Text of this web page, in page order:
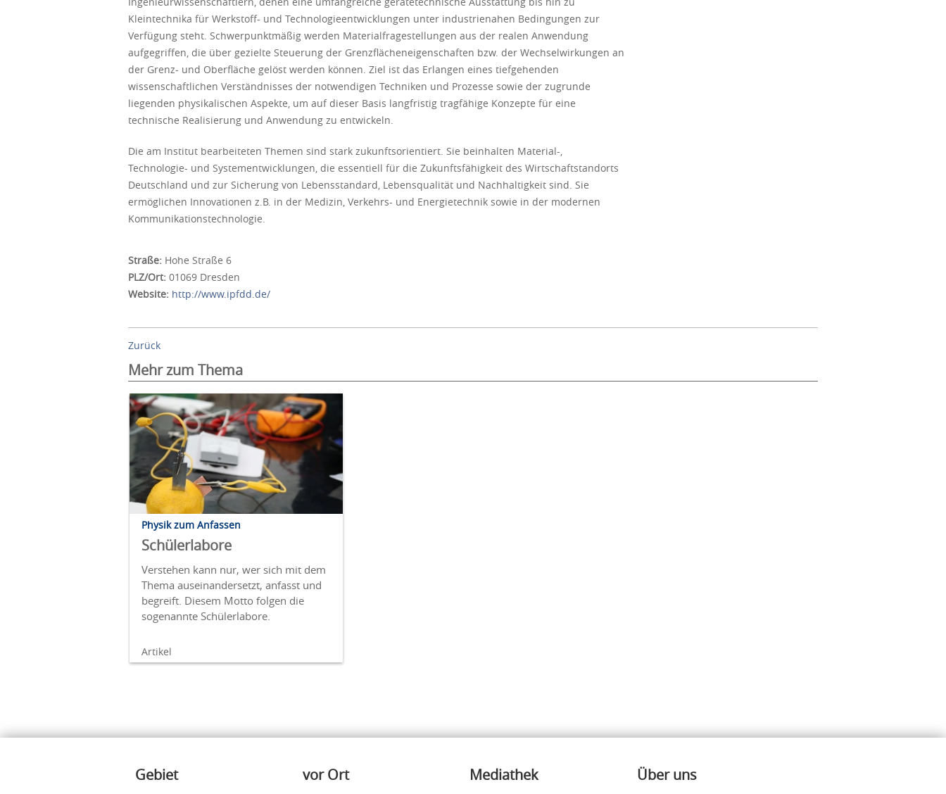
Kleintechnika für Werkstoff- und Technologie­entwicklungen unter industrienahen Bedingungen zur
Verfügung steht. Schwerpunktmäßig werden Materialfragestellungen aus der realen Anwendung
aufgegriffen, die über gezielte Steuerung der Grenzflächeneigenschaften bzw. der Wechselwirkungen an
der Grenz- und Oberfläche gelöst werden können. Ziel ist das Erlangen eines tiefgehenden
wissenschaftlichen Verständnisses der notwendigen Techniken und Prozesse sowie der zugrunde
liegenden physikalischen Aspekte, um auf dieser Basis langfristig tragfähige Konzepte für eine
technische Realisierung und Anwendung zu entwickeln.
Die am Institut bearbeiteten Themen sind stark zukunftsorientiert. Sie beinhalten Material-,
Technologie- und Systementwicklungen, die essentiell für die Zukunftsfähigkeit des Wirtschafts­tandorts
Deutschland und zur Sicherung von Lebensstandard, Lebensqualität und Nachhaltigkeit sind. Sie
ermöglichen Innovationen z.B. in der Medizin, Verkehrs- und Energietechnik sowie in der modernen
Kommunikationstechnologie.
Straße: Hohe Straße 6
PLZ/Ort: 01069 Dresden
Website: http://www.ipfdd.de/
Zurück
Mehr zum Thema
Physik zum Anfassen
Schülerlabore
Verstehen kann nur, wer sich mit dem
Thema auseinandersetzt, anfasst und
begreift. Diesem Motto folgen die
sogenannte Schülerlabore.
Artikel
Inhalte
Gebiet vor Ort Mediathek Über uns